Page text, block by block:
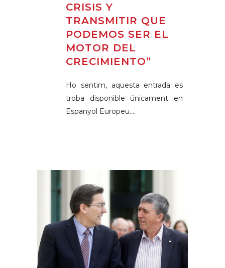
CRISIS Y
TRANSMITIR QUE
PODEMOS SER EL
MOTOR DEL
CRECIMIENTO”
Ho sentim, aquesta entrada es
troba disponible únicament en
Espanyol Europeu....